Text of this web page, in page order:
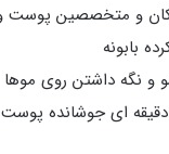
و متخصصین پوست
بابونه
و نگه داشتن روی موها
ای جوشانده پوست